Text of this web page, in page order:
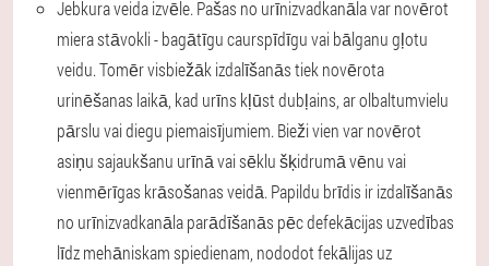
Jebkura veida izvēle.Pašas no urīnizvadkanāla var novērot
miera stāvokli - bagātīgu caurspīdīgu vai bālganu gļotu
veidu. Tomēr visbiežāk izdalīšanās tiek novērota
urinēšanas laikā, kad urīns kļūst dubļains, ar olbaltumvielu
pārslu vai diegu piemaisījumiem. Bieži vien var novērot
asiņu sajaukšanu urīnā vai sēklu šķidrumā vēnu vai
vienmērīgas krāsošanas veidā. Papildu brīdis ir izdalīšanās
no urīnizvadkanāla parādīšanās pēc defekācijas uzvedības
līdz mehāniskam spiedienam, nododot fekālijas uz